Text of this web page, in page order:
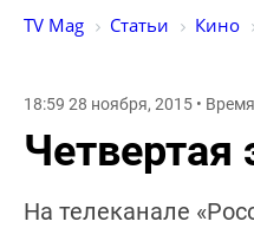
TV Mag Статьи Кино
18:59 28 ноября, 2015 •
Четвертая
На телеканале